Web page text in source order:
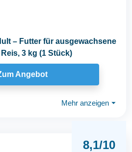
– Futter für ausgewachsene
3 kg (1 Stück)
Angebot
Mehr anzeigen ⏷
8,1/10